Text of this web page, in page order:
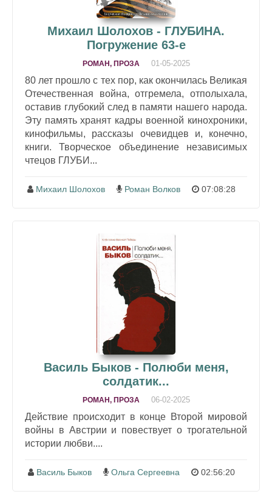
Михаил Шолохов - ГЛУБИНА.
Погружение 63-е
РОМАН, ПРОЗА 01-05-2025
80 лет прошло с тех пор, как окончилась Великая
Отечественная война, отгремела, отполыхала,
оставив глубокий след в памяти нашего народа.
Эту память хранят кадры военной кинохроники,
кинофильмы, рассказы очевидцев и, конечно,
книги. Творческое объединение независимых
чтецов ГЛУБИ...
Михаил Шолохов Роман Волков 07:08:28
Василь Быков - Полюби меня,
солдатик...
РОМАН, ПРОЗА 06-02-2025
Действие происходит в конце Второй мировой
войны в Австрии и повествует о трогательной
истории любви....
Василь Быков Ольга Сергеевна 02:56:20